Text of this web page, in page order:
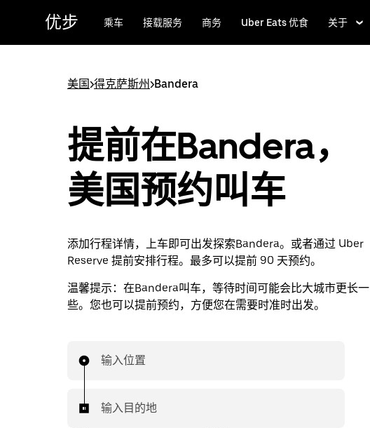
优步 乘车 接载服务 商务 Uber Eats 优食 关于
美国>得克萨斯州>Bandera
提前在Bandera，
美国预约叫车
添加行程详情，上车即可出发探索Bandera。或者通过 Uber
Reserve 提前安排行程。最多可以提前 90 天预约。
温馨提示： 在Bandera叫车，等待时间可能会比大城市更长一
些。您也可以提前预约，方便您在需要时准时出发。
输入位置
输入目的地